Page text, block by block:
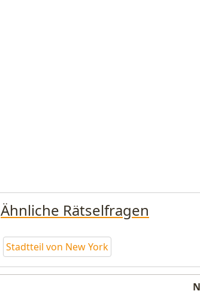
Ähnliche Rätselfragen
Stadtteil von New York